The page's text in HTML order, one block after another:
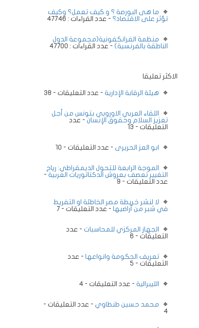
ما هى البورصة ؟ و كيف تعمل؟ وكيف
تؤثر على الاقتصاد؟ - عدد القراءات : 47746
منظمة الفرانكفونية(مجموعة الدول
الناطقة بالفرنسية) - عدد القراءات : 47700
الاكثر تعليقا
هيئة الرقابة الإدارية - عدد التعليقات - 38
اللقاء العربي الاوروبي بتونس من أجل
تعزيز السلام وحقوق الإنسان - عدد
التعليقات - 13
ابو العز الحريرى - عدد التعليقات - 10
الموجة الرابعة للتحول الديمقراطي: رياح
التغيير تعصف بعروش الدكتاتوريات العربية -
عدد التعليقات - 9
لا لنشر خريطة مصر الخاطئة او التفريط
في شبر من أراضيها - عدد التعليقات - 7
الجهاز المركزي للمحاسبات - عدد
التعليقات - 6
تعريف الحكومة وانواعها - عدد
التعليقات - 5
الليبرالية - عدد التعليقات - 4
محمد حسين طنطاوي - عدد التعليقات -
4